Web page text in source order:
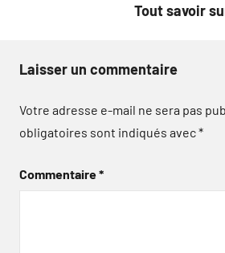
Tout savoir
Laisser un commentaire
Votre adresse e-mail ne sera pas
obligatoires sont indiqués avec*
Commentaire*